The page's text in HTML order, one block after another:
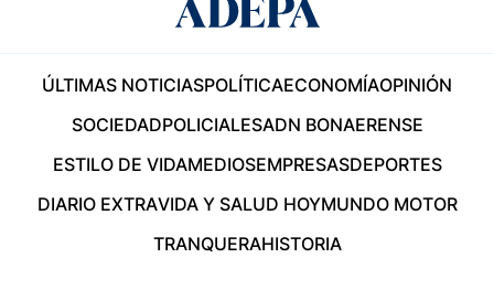
ÚLTIMAS NOTICIASPOLÍTICAECONOMÍAOPINIÓN
SOCIEDADPOLICIALESADN BONAERENSE
ESTILO DE VIDAMEDIOSEMPRESASDEPORTES
DIARIO EXTRAVIDA Y SALUD HOYMUNDO MOTOR
TRANQUERAHISTORIA